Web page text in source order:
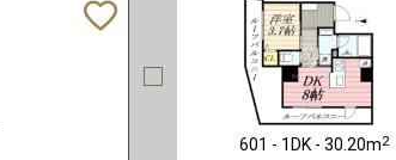
601 - 1DK - 30.20m2